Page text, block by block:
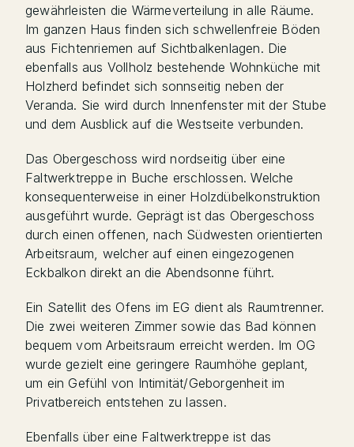
gewährleisten die Wärmeverteilung in alle Räume.
Im ganzen Haus finden sich schwellenfreie Böden
aus Fichtenriemen auf Sichtbalkenlagen. Die
ebenfalls aus Vollholz bestehende Wohnküche mit
Holzherd befindet sich sonnseitig neben der
Veranda. Sie wird durch Innenfenster mit der Stube
und dem Ausblick auf die Westseite verbunden.
Das Obergeschoss wird nordseitig über eine
Faltwerktreppe in Buche erschlossen. Welche
konsequenterweise in einer Holzdübelkonstruktion
ausgeführt wurde. Geprägt ist das Obergeschoss
durch einen offenen, nach Südwesten orientierten
Arbeitsraum, welcher auf einen eingezogenen
Eckbalkon direkt an die Abendsonne führt.
Ein Satellit des Ofens im EG dient als Raumtrenner.
Die zwei weiteren Zimmer sowie das Bad können
bequem vom Arbeitsraum erreicht werden. Im OG
wurde gezielt eine geringere Raumhöhe geplant,
um ein Gefühl von Intimität/Geborgenheit im
Privatbereich entstehen zu lassen.
Ebenfalls über eine Faltwerktreppe ist das